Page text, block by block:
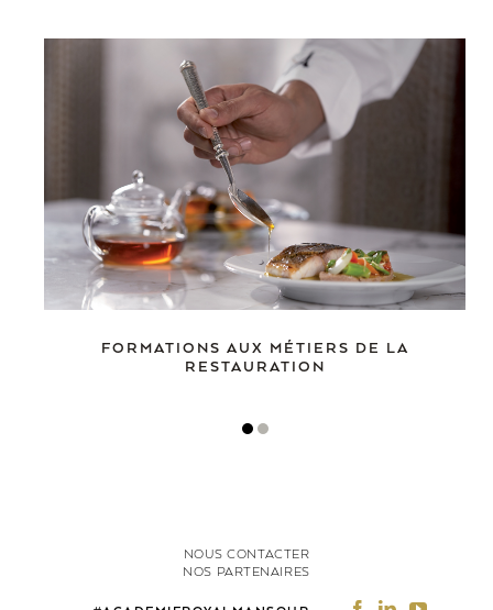
FORMATIONS AUX MÉTIERS DE LA
RESTAURATION
NOUS CONTACTER
NOS PARTENAIRES